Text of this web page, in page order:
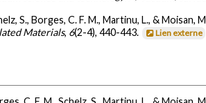
S., Borges, C. F. M., Martinu, L., & Moisan,
Materials, 6(2-4), 440-443. Lien externe